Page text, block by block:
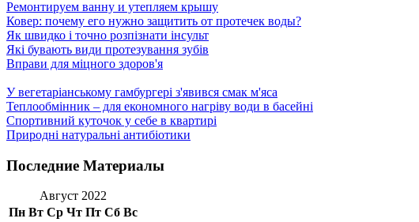
Ремонтируем ванну и утепляем крышу
Ковер: почему его нужно защитить от протечек воды?
Як швидко і точно розпізнати інсульт
Які бувають види протезування зубів
Вправи для міцного здоров'я
У вегетаріанському гамбургері з'явився смак м'яса
Теплообмінник – для економного нагріву води в басейні
Спортивний куточок у себе в квартирі
Природні натуральні антибіотики
Последние Материалы
Август 2022
Пн Вт Ср Чт Пт Сб Вс